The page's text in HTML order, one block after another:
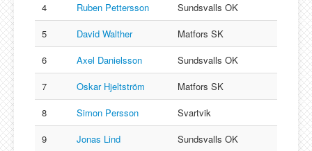
4
Ruben Pettersson
Sundsvalls OK
5
David Walther
Matfors SK
6
Axel Danielsson
Sundsvalls OK
7
Oskar Hjeltström
Matfors SK
8
Simon Persson
Svartvik
9
Jonas Lind
Sundsvalls OK